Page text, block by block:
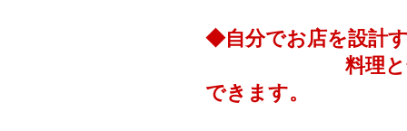
◆自分でお店を設計
料理と合った
できます。